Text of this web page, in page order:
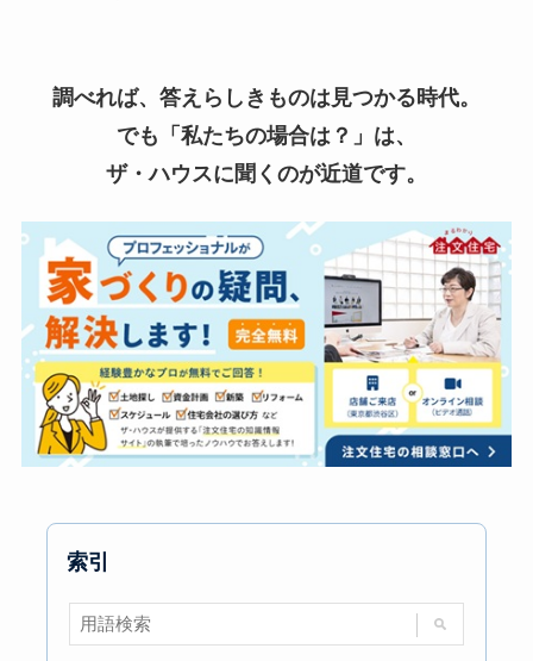
調べれば、答えらしきものは見つかる時代。
でも「私たちの場合は？」は、
ザ・ハウスに聞くのが近道です。
索引